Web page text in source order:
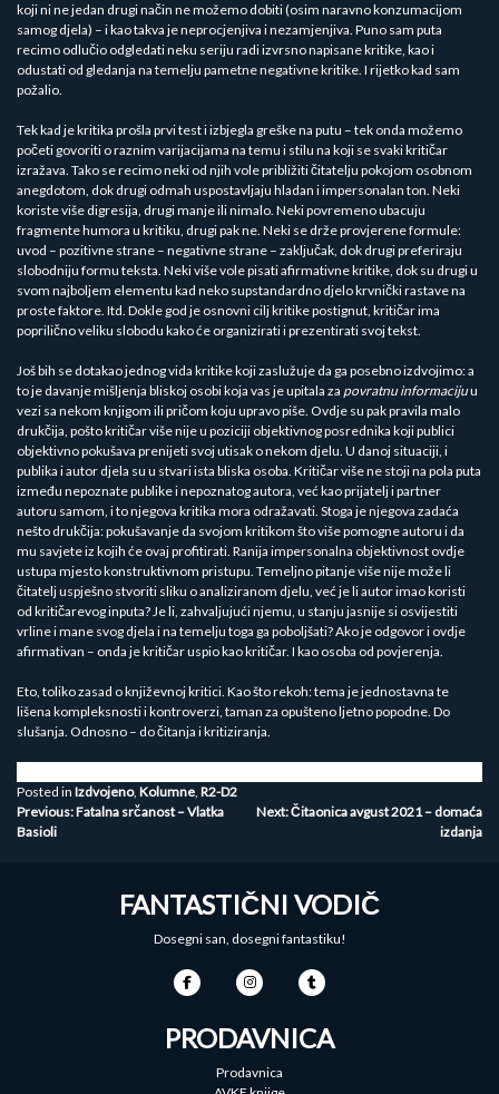
koji ni ne jedan drugi način ne možemo dobiti (osim naravno konzumacijom
samog djela) – i kao takva je neprocjenjiva i nezamjenjiva. Puno sam puta
recimo odlučio odgledati neku seriju radi izvrsno napisane kritike, kao i
odustati od gledanja na temelju pametne negativne kritike. I rijetko kad sam
požalio.
Tek kad je kritika prošla prvi test i izbjegla greške na putu – tek onda možemo
početi govoriti o raznim varijacijama na temu i stilu na koji se svaki kritičar
izražava. Tako se recimo neki od njih vole približiti čitatelju pokojom osobnom
anegdotom, dok drugi odmah uspostavljaju hladan i impersonalan ton. Neki
koriste više digresija, drugi manje ili nimalo. Neki povremeno ubacuju
fragmente humora u kritiku, drugi pak ne. Neki se drže provjerene formule:
uvod – pozitivne strane – negativne strane – zaključak, dok drugi preferiraju
slobodniju formu teksta. Neki više vole pisati afirmativne kritike, dok su drugi u
svom najboljem elementu kad neko supstandardno djelo krvnički rastave na
proste faktore. Itd. Dokle god je osnovni cilj kritike postignut, kritičar ima
poprilično veliku slobodu kako će organizirati i prezentirati svoj tekst.
Još bih se dotakao jednog vida kritike koji zaslužuje da ga posebno izdvojimo: a
to je davanje mišljenja bliskoj osobi koja vas je upitala za povratnu informacijuu
vezi sa nekom knjigom ili pričom koju upravo piše. Ovdje su pak pravila malo
drukčija, pošto kritičar više nije u poziciji objektivnog posrednika koji publici
objektivno pokušava prenijeti svoj utisak o nekom djelu. U danoj situaciji, i
publika i autor djela su u stvari ista bliska osoba. Kritičar više ne stoji na pola puta
između nepoznate publike i nepoznatog autora, već kao prijatelj i partner
autoru samom, i to njegova kritika mora odražavati. Stoga je njegova zadaća
nešto drukčija: pokušavanje da svojom kritikom što više pomogne autoru i da
mu savjete iz kojih će ovaj profitirati. Ranija impersonalna objektivnost ovdje
ustupa mjesto konstruktivnom pristupu. Temeljno pitanje više nije može li
čitatelj uspješno stvoriti sliku o analiziranom djelu, već je li autor imao koristi
od kritičarevog inputa? Je li, zahvaljujući njemu, u stanju jasnije si osvijestiti
vrline i mane svog djela i na temelju toga ga poboljšati? Ako je odgovor i ovdje
afirmativan – onda je kritičar uspio kao kritičar. I kao osoba od povjerenja.
Eto, toliko zasad o književnoj kritici. Kao što rekoh: tema je jednostavna te
lišena kompleksnosti i kontroverzi, taman za opušteno ljetno popodne. Do
slušanja. Odnosno – do čitanja i kritiziranja.
Posted in Izdvojeno, Kolumne, R2-D2
Kretanje
članka
Previous:Fatalna srčanost – Vlatka
Basioli
Next:Čitaonica avgust 2021 – domaća
izdanja
FANTASTIČNI VODIČ
Dosegni san, dosegni fantastiku!
PRODAVNICA
Prodavnica